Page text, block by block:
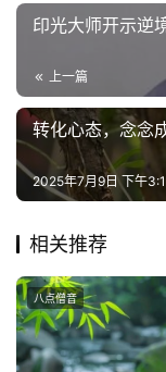
印光大师开示逆
上一篇
转化心态，念念
2025年7月9日 下午
相关推荐
八点僧音